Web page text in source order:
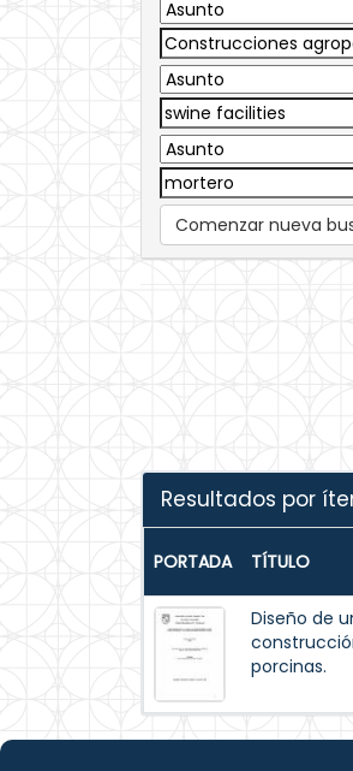
Comenzar nueva
Resultados por
PORTADA TÍTULO
Diseño de
porcinas.